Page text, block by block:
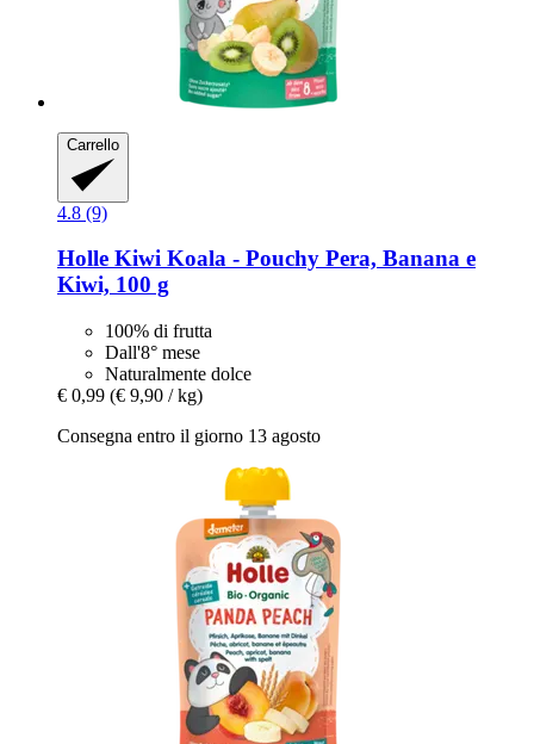
Carrello
4.8 (9)
Holle Kiwi Koala -​ Pouchy Pera, Banana e
Kiwi, 100 g
100% di frutta
Dall'8° mese
Naturalmente dolce
€ 0,99 (€ 9,90 / kg)
Consegna entro il giorno 13 agosto